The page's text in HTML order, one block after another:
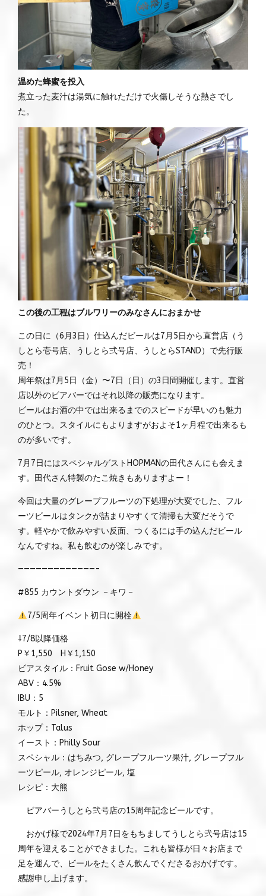
温めた蜂蜜を投入
煮立った麦汁は湯気に触れただけで火傷しそうな熱さでし
た。
この後の工程はブルワリーのみなさんにおまかせ
この日に（6月3日）仕込んだビールは7月5日から直営店（う
しとら壱号店、うしとら弍号店、うしとらSTAND）で先行販
売！
周年祭は7月5日（金）〜7日（日）の3日間開催します。直営
店以外のビアバーではそれ以降の販売になります。
ビールはお酒の中では出来るまでのスピードが早いのも魅力
のひとつ。スタイルにもよりますがおよそ1ヶ月程で出来るも
のが多いです。
7月7日にはスペシャルゲストHOPMANの田代さんにも会えま
す。田代さん特製のたこ焼きもありますよー！
今回は大量のグレープフルーツの下処理が大変でした、フル
ーツビールはタンクが詰まりやすくて清掃も大変だそうで
す。軽やかで飲みやすい反面、つくるには手の込んだビール
なんですね。私も飲むのが楽しみです。
—————————————-
#855 カウントダウン －キワ－
7/5周年イベント初日に開栓
⇩7/8以降価格
P￥1,550 H￥1,150
ビアスタイル：Fruit Gose w/Honey
ABV：4.5%
IBU：5
モルト：Pilsner, Wheat
ホップ：Talus
イースト：Philly Sour
スペシャル：はちみつ, グレープフルーツ果汁, グレープフル
ーツピール, オレンジピール, 塩
レシピ：大熊
ビアバーうしとら弐号店の15周年記念ビールです。
おかげ様で2024年7月7日をもちましてうしとら弐号店は15
周年を迎えることができました。これも皆様が日々お店まで
足を運んで、ビールをたくさん飲んでくださるおかげです。
感謝申し上げます。